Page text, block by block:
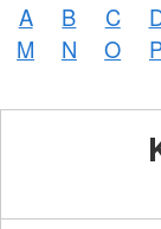
A B C
M
N O